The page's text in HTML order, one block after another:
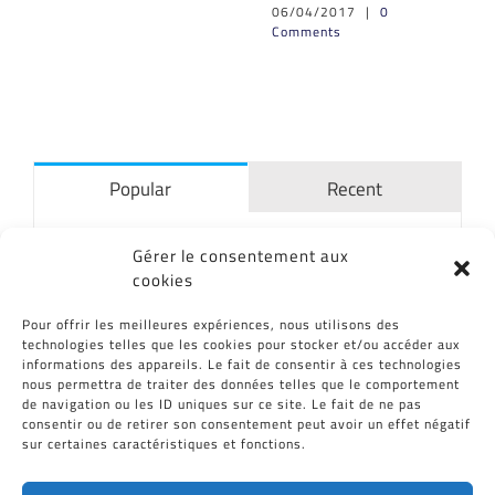
Gérer le consentement aux
cookies
Pour offrir les meilleures expériences, nous utilisons des
technologies telles que les cookies pour stocker et/ou accéder aux
informations des appareils. Le fait de consentir à ces technologies
nous permettra de traiter des données telles que le comportement
de navigation ou les ID uniques sur ce site. Le fait de ne pas
consentir ou de retirer son consentement peut avoir un effet négatif
sur certaines caractéristiques et fonctions.
06/04/2017 | 0
Comments
Popular Recent
El MATIS® bio-reactor
06/07/2015
Se habla de CID Plastiques en Radio
France Bleu Hérault
04/01/2017